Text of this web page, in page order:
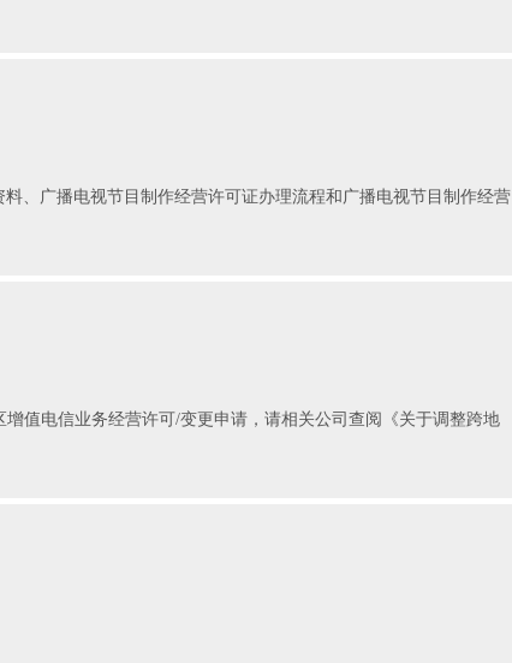
、广播电视节目制作经营许可证办理流程和广播电视节目制作经营
值电信业务经营许可/变更申请，请相关公司查阅《关于调整跨地